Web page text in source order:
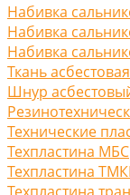
Набивка
Набивка
Набивка
Ткань асбестовая
Шнур
Технические
Техпластина МБС
Техпластина